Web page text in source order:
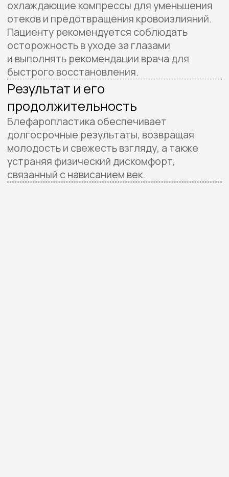
Ранний восстановительный
период
Ранний восстановительный период
занимает около 7−10 дней. Швы обычно
снимаются через 5−7 дней. В этот период
важно следовать рекомендациям врача:
избегать физических нагрузок, не тереть
глаза и не напрягать область вокруг век.
Необходимо ограничить активность,
избегать склонения головы и повышенного
давления на глаза.
Возвращение к привычному
образу жизни
Через 10−14 дней пациент может
постепенно вернуться к нормальной жизни,
однако рекомендуется избегать занятий
спортом и посещения бани или сауны
до полного заживления тканей. Синяки